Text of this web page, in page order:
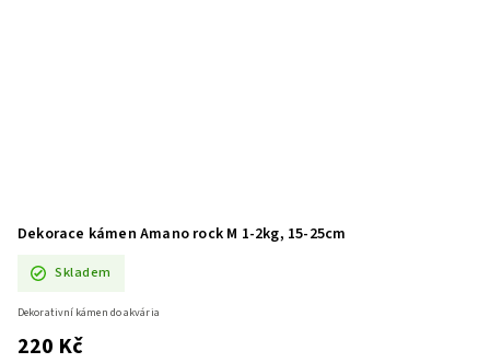
Dekorace kámen Amano rock M 1-2kg, 15-25cm
Skladem
220 Kč
Dekorativní kámen do akvária